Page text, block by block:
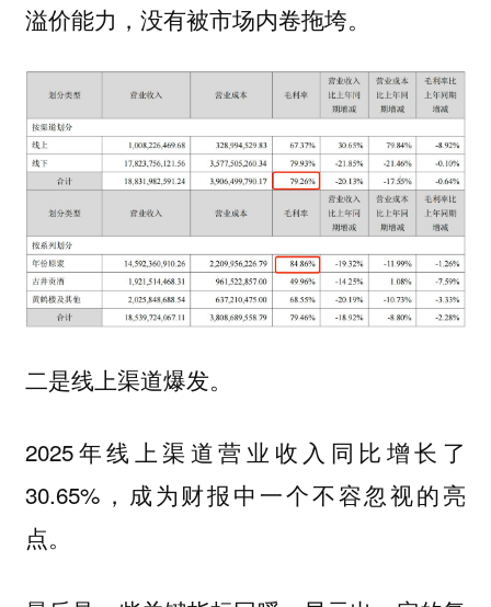
溢价能力，没有被市场内卷拖垮。
二是线上渠道爆发。
2025年线上渠道营业收入同比增长了
30.65%，成为财报中一个不容忽视的亮
点。